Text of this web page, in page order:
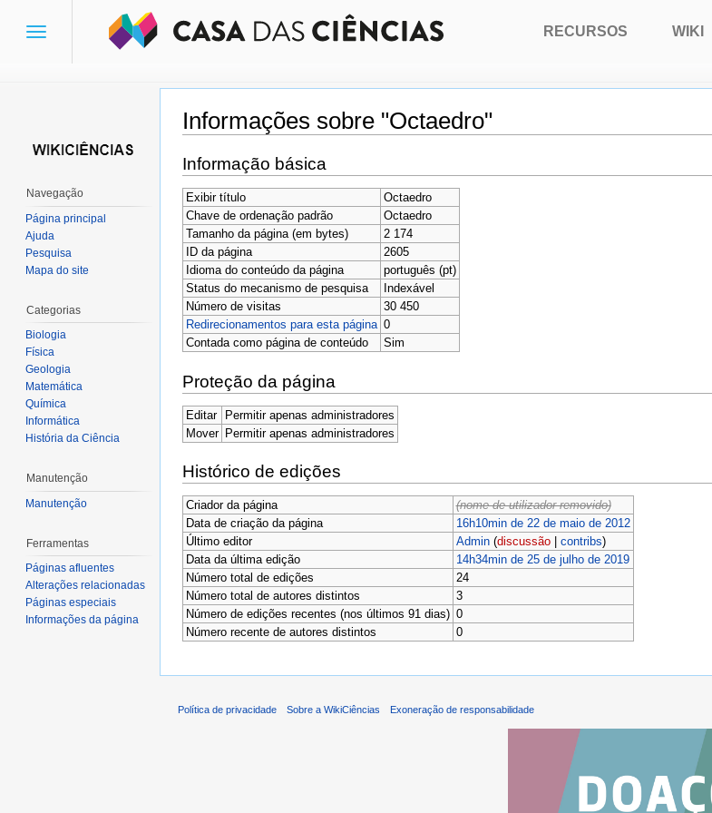
Informações sobre "Octaedro"
Ir para:navegação,pesquisa
Informação básica
Exibir título
Octaedro
Chave de ordenação padrão
Octaedro
Tamanho da página (em bytes)
2 174
ID da página
2605
Idioma do conteúdo da página
português (pt)
Status do mecanismo de pesquisa
Indexável
Número de visitas
30 450
Redirecionamentos para esta página 0
Contada como página de conteúdo
Sim
Proteção da página
Editar
Permitir apenas administradores
Mover Permitir apenas administradores
Histórico de edições
Criador da página
(nome de utilizador removido)
Data de criação da página
16h10min de 22 de maio de 2012
Último editor
Admin (discussão| contribs)
Data da última edição
14h34min de 25 de julho de 2019
Número total de edições
24
Número total de autores distintos
3
Número de edições recentes (nos últimos 91 dias) 0
Número recente de autores distintos
0
Toggle
RECURSOS WIKI
Navegação
Página principal
Ajuda
Pesquisa
Mapa do site
Categorias
Biologia
Física
Geologia
Matemática
Química
Informática
História da Ciência
Manutenção
Manutenção
Ferramentas
Páginas afluentes
Alterações relacionadas
Páginas especiais
Informações da página
Política de privacidade Sobre a WikiCiências Exoneração de responsabilidade